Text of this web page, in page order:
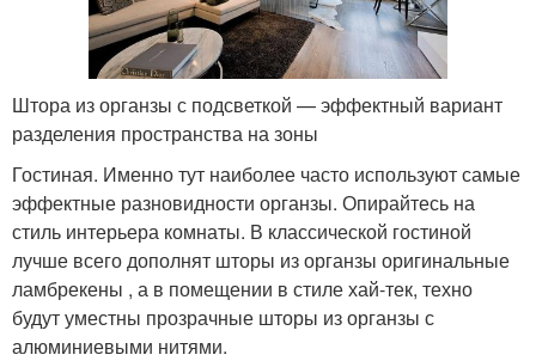
Штора из органзы с подсветкой — эффектный вариант
разделения пространства на зоны
Гостиная. Именно тут наиболее часто используют самые
эффектные разновидности органзы. Опирайтесь на
стиль интерьера комнаты. В классической гостиной
лучше всего дополнят шторы из органзы оригинальные
ламбрекены , а в помещении в стиле хай-тек, техно
будут уместны прозрачные шторы из органзы с
алюминиевыми нитями.